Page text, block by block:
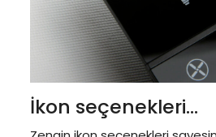
İkon seçenekleri...